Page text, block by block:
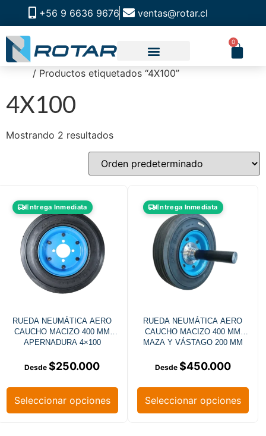
+56 9 6636 9676 ventas@rotar.cl
0
/ Productos etiquetados “4X100”
4X100
Mostrando 2 resultados
Entrega Inmediata
RUEDA NEUMÁTICA AERO
CAUCHO MACIZO 400 MM
APERNADURA 4×100
$250.000
Seleccionar opciones
Entrega Inmediata
RUEDA NEUMÁTICA AERO
CAUCHO MACIZO 400 MM
MAZA Y VÁSTAGO 200 MM
$450.000
Seleccionar opciones